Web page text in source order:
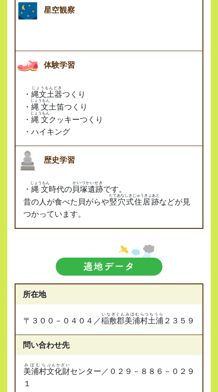
星空観察
体験学習
・ 縄文土器
じょうもんどき
つくり
・ 縄文
じょうもん
土笛つくり
・ 縄文
じょうもん
クッキーつくり
・ハイキング
歴史学習
・ 縄文
じょうもん
時代の貝塚遺跡
かいづかいせき
です。
昔の人が食べた貝がらや竪穴式住居跡
たてあなしきじゅうきょあと
などが見
つかっています。
所在地
〒３００－０４０４／稲敷郡美浦村土浦
いなぎぐんみほむらつちうら
２３５９
問い合わせ先
美浦村
みほむら
文化財
ぶんかざい
センター／０２９－８８６－０２９
１